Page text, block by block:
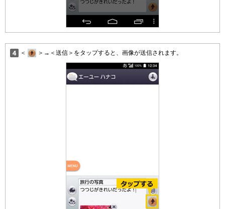
＜ ＞→＜送信＞をタップすると、画像が送信されます。